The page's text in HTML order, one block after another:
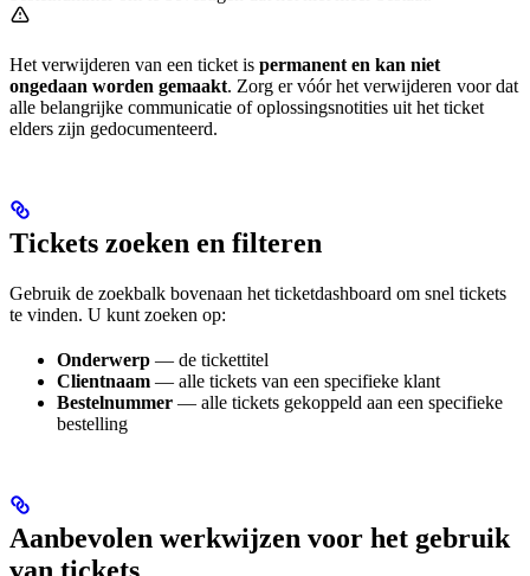
Het verwijderen van een ticket is permanent en kan niet
ongedaan worden gemaakt. Zorg er vóór het verwijderen voor dat
alle belangrijke communicatie of oplossingsnotities uit het ticket
elders zijn gedocumenteerd.
Tickets zoeken en filteren
Gebruik de zoekbalk bovenaan het ticketdashboard om snel tickets
te vinden. U kunt zoeken op:
Onderwerp — de tickettitel
Clientnaam — alle tickets van een specifieke klant
Bestelnummer — alle tickets gekoppeld aan een specifieke
bestelling
Aanbevolen werkwijzen voor het gebruik